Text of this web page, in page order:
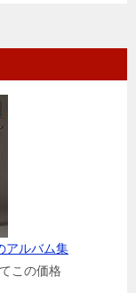
アルバム集
この価格